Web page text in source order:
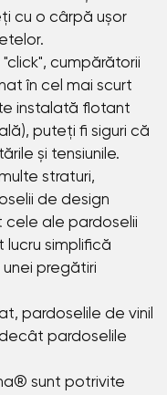
cu o cârpă ușor
cumpărătorii
în cel mai scurt
instalată flotant
puteți fi siguri că
și tensiunile.
straturi,
de design
ale pardoselii
lucru simplifică
pregătiri
pardoselile de vinil
pardoselile
sunt potrivite